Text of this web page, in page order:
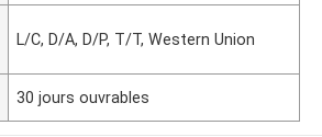
L/C, D/A, D/P, T/T, Western Union
30 jours ouvrables